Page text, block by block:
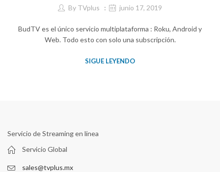
By TVplus junio 17, 2019
BudTV es el único servicio multiplataforma : Roku, Android y
Web. Todo esto con solo una subscripción.
SIGUE LEYENDO
Servicio de Streaming en línea
Servicio Global
sales@tvplus.mx